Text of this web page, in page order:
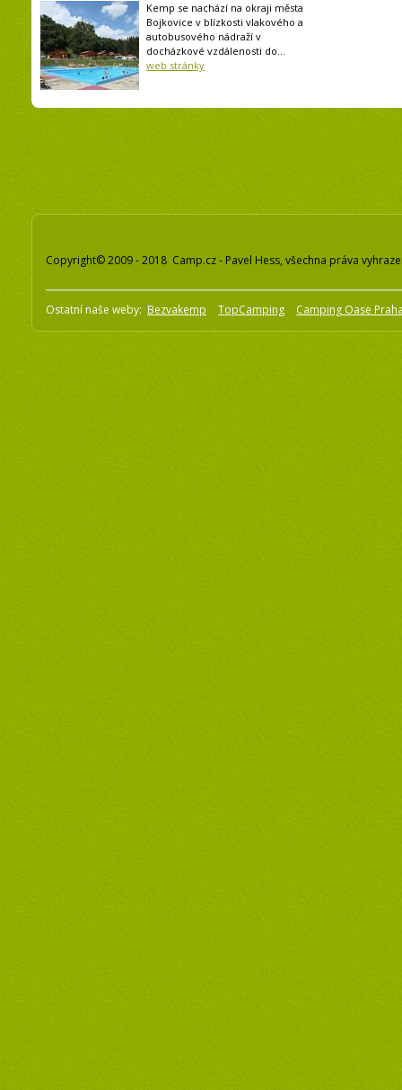
Kemp se nachází na okraji města
Bojkovice v blízkosti vlakového a
autobusového nádraží v
docházkové vzdálenosti do...
web stránky
Copyright© 2009 - 2018 Camp.cz - Pavel Hess, všechna práva
Ostatní naše weby: Bezvakemp TopCamping Camping Oase